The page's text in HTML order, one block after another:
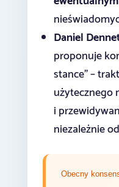
Daniel
proponuje
stance" –
użytecznego
i
niezależnie
Obecny